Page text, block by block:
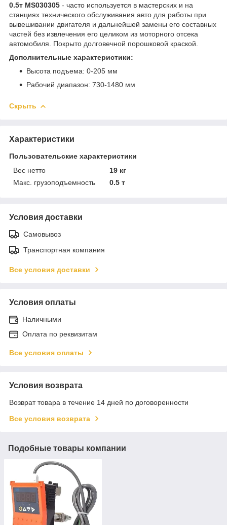
0.5т MS030305 - часто используется в мастерских и на
станциях технического обслуживания авто для работы при
вывешивании двигателя и дальнейшей замены его составных
частей без извлечения его целиком из моторного отсека
автомобиля. Покрыто долговечной порошковой краской.
Дополнительные характеристики:
Высота подъема: 0-205 мм
Рабочий диапазон: 730-1480 мм
Скрыть
Характеристики
Пользовательские характеристики
Вес нетто
19 кг
Макс. грузоподъемность
0.5 т
Условия доставки
Самовывоз
Транспортная компания
Все условия доставки
Условия оплаты
Наличными
Оплата по реквизитам
Все условия оплаты
Условия возврата
Возврат товара в течение 14 дней по договоренности
Все условия возврата
Подобные товары компании